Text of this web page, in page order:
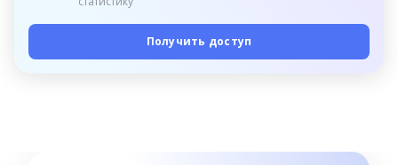
Получить доступ